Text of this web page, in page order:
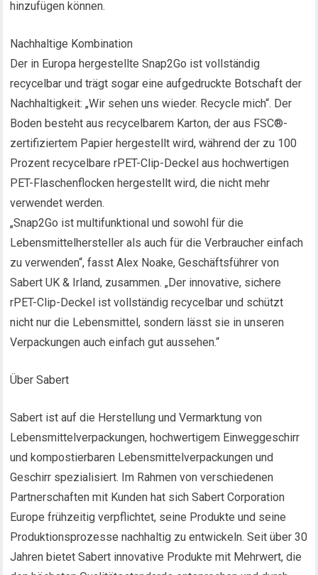
hinzufügen können.
Nachhaltige Kombination
Der in Europa hergestellte Snap2Go ist vollständig
recycelbar und trägt sogar eine aufgedruckte Botschaft der
Nachhaltigkeit: „Wir sehen uns wieder. Recycle mich“. Der
Boden besteht aus recycelbarem Karton, der aus FSC®-
zertifiziertem Papier hergestellt wird, während der zu 100
Prozent recycelbare rPET-Clip-Deckel aus hochwertigen
PET-Flaschenflocken hergestellt wird, die nicht mehr
verwendet werden.
„Snap2Go ist multifunktional und sowohl für die
Lebensmittelhersteller als auch für die Verbraucher einfach
zu verwenden“, fasst Alex Noake, Geschäftsführer von
Sabert UK & Irland, zusammen. „Der innovative, sichere
rPET-Clip-Deckel ist vollständig recycelbar und schützt
nicht nur die Lebensmittel, sondern lässt sie in unseren
Verpackungen auch einfach gut aussehen.“
Über Sabert
Sabert ist auf die Herstellung und Vermarktung von
Lebensmittelverpackungen, hochwertigem Einweggeschirr
und kompostierbaren Lebensmittelverpackungen und
Geschirr spezialisiert. Im Rahmen von verschiedenen
Partnerschaften mit Kunden hat sich Sabert Corporation
Europe frühzeitig verpflichtet, seine Produkte und seine
Produktionsprozesse nachhaltig zu entwickeln. Seit über 30
Jahren bietet Sabert innovative Produkte mit Mehrwert, die